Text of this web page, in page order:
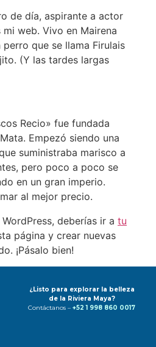
de día, aspirante a actor
web. Vivo en Mairena
que se llama Firulais
(Y las tardes largas
Recio» fue fundada
Empezó siendo una
suministraba marisco a
pero poco a poco se
en un gran imperio.
al mejor precio.
deberías ir a tu
página y crear nuevas
¡Pásalo bien!
¿Listo para explorar la belleza
de la Riviera Maya?
Contáctanos – +52 1 998 860 0017